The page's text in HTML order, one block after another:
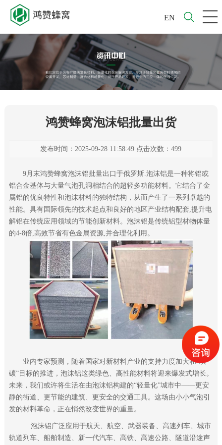
EN
鸿赞蜂窝泡沫铝批量出货
发布时间：2025-09-28 11:58:49 点击次数：499
9月末鸿赞蜂窝泡沫铝批量出口于俄罗斯.泡沫铝是一种将铝或
铝合金基体与大量气泡孔洞相结合的超轻多功能材料。它结合了金
属铝的优良特性和泡沫材料的独特结构，从而产生了一系列卓越的
性能。 具有国际领先的技术起点和良好的地区产业结构配套,提升电
解铝在传统应用领域的节能创新材料。泡沫铝是传统铝型材物体量
的4-8倍,高效节省有色金属资源,并合理化利用。
业内专家预测，随着国家对新材料产业的支持力度加大和“双
碳”目标的推进，泡沫铝这类绿色、高性能材料将迎来爆发式增长。
未来，我们或许将生活在由泡沫铝构建的“轻量化”城市中——更安
静的街道、更节能的建筑、更安全的交通工具。这场由小小气泡引
发的材料革命，正在悄然改变世界的重量。
泡沫铝广泛应用于航天、航空、武器装备、高速列车、城市
轨道列车、船舶制造、新一代汽车、高铁、高速公路、隧道沿途声